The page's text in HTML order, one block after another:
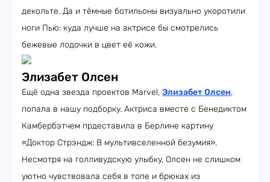
декольте. Да и тёмные ботильоны визуально укоротили
ноги Пью: куда лучше на актрисе бы смотрелись
бежевые лодочки в цвет её кожи.
Элизабет Олсен
Ещё одна звезда проектов Marvel, Элизабет Олсен,
попала в нашу подборку. Актриса вместе с Бенедиктом
Камбербэтчем прдеставила в Берлине картину
«Доктор Стрэндж: В мультивселенной безумия».
Несмотря на голливудскую улыбку, Олсен не слишком
уютно чувствовала себя в топе и брюках из